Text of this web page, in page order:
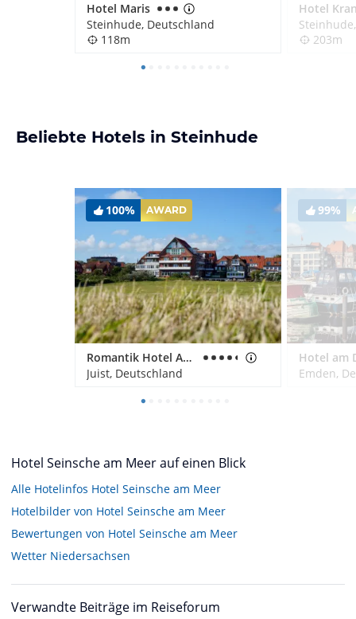
Hotel Maris
Steinhude, Deutschland
118m
Hotel
203m
Beliebte Hotels in Steinhude
100% AWARD
Romantik Hotel Achterdiek
Juist, Deutschland
99%
Hotel am
Emden,
Hotel Seinsche am Meer auf einen Blick
Alle Hotelinfos Hotel Seinsche am Meer
Hotelbilder von Hotel Seinsche am Meer
Bewertungen von Hotel Seinsche am Meer
Wetter Niedersachsen
Verwandte Beiträge im Reiseforum